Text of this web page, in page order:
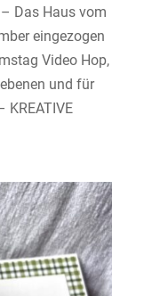
Das Haus vom
eingezogen
Video Hop,
und für
KREATIVE